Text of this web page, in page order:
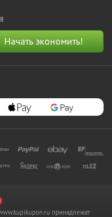
принадлежат